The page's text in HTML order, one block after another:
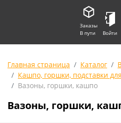
Заказы
В пути
Войти
Главная страница Каталог
Кашпо, горшки, подставки
Вазоны, горшки, кашпо
Вазоны, горшки,